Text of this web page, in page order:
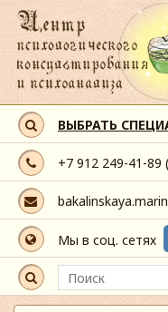
ВЫБРАТЬ
+7 912 249-41-89
Мы в соц. сетях